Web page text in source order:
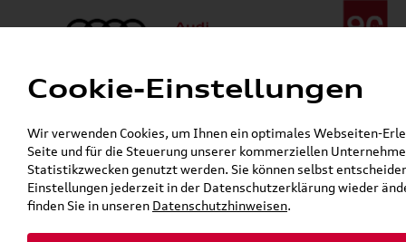
Menü
24h-Pannenhilfe:+49 (0)171 / 870 72 87
Gerade geöffnet
Verkauf:Mo. - Fr. 08:00 - 19:00 Uhr Sa. 09:00 - 13:00 Uhr
Service:Mo. - Fr. 06:00 - 20:00 Uhr Sa. 08:00 - 13:00 Uhr
Cookie-Einstellungen
Wir verwenden Cookies, um Ihnen ein optimales Webseiten-
Seite und für die Steuerung unserer kommerziellen
Statistikzwecken genutzt werden. Sie können selbst
Einstellungen jederzeit in der Datenschutzerklärung wieder
finden Sie in unseren Datenschutzhinweisen.